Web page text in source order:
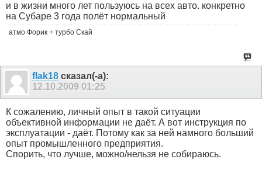
и в жизни много лет пользуюсь на всех авто. конкретно
на Субаре 3 года полёт нормальный
атмо Форик + турбо Скай
flak18 сказал(-а):
12.10.2009 01:25
К сожалению, личный опыт в такой ситуации
объективной информации не даёт. А вот инструкция по
эксплуатации - даёт. Потому как за ней намного больший
опыт промышленного предприятия.
Спорить, что лучше, можно/нельзя не собираюсь.